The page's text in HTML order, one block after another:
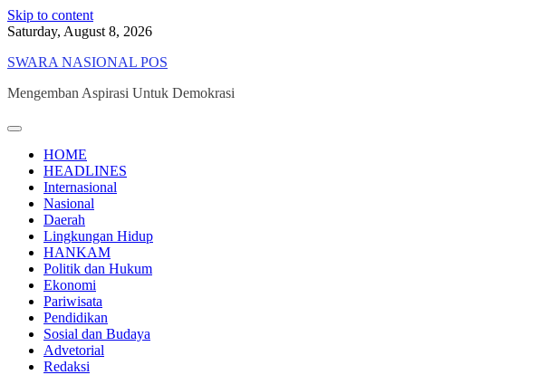
Skip to content
Saturday, August 8, 2026
SWARA NASIONAL POS
Mengemban Aspirasi Untuk Demokrasi
HOME
HEADLINES
Internasional
Nasional
Daerah
Lingkungan Hidup
HANKAM
Politik dan Hukum
Ekonomi
Pariwisata
Pendidikan
Sosial dan Budaya
Advetorial
Redaksi